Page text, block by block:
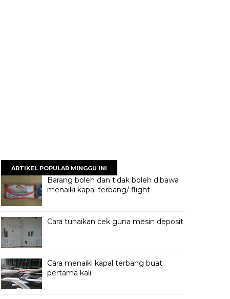
ARTIKEL POPULAR MINGGU INI
Barang boleh dan tidak boleh dibawa
menaiki kapal terbang/ flight
Cara tunaikan cek guna mesin deposit
Cara menaiki kapal terbang buat
pertama kali